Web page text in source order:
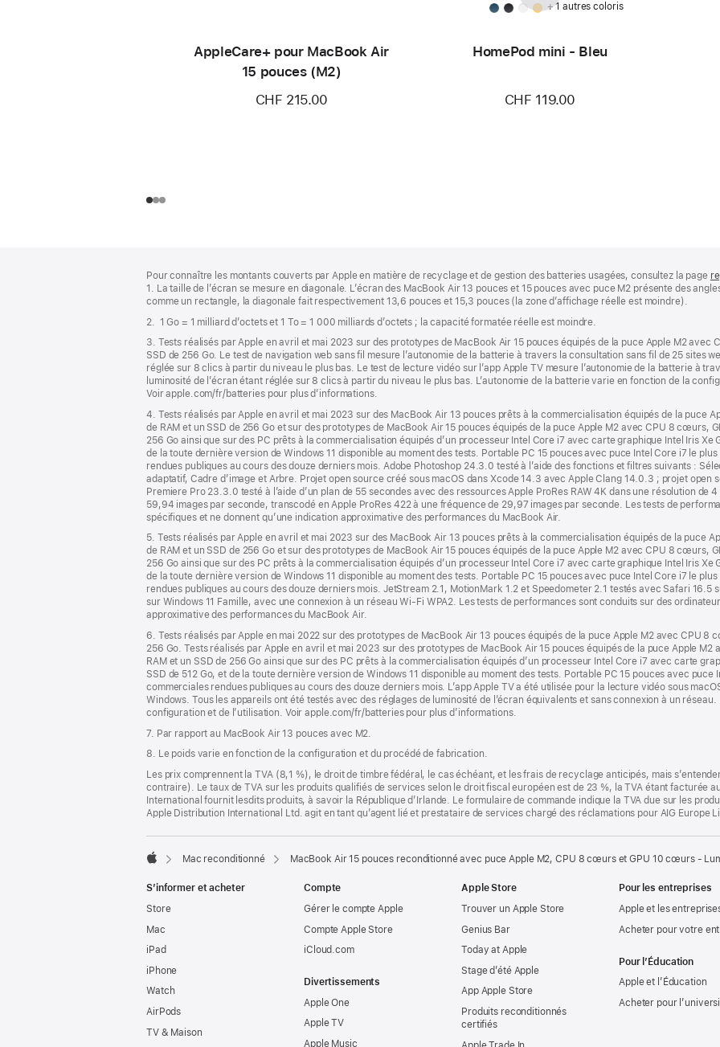
AppleCare+ pour MacBook Air
15 pouces (M2)
CHF 215.00
+ 1 autres coloris
HomePod mini - Bleu
CHF 119.00
de
page
de
bas
page
Pour connaître les montants couverts par Apple en matière de recyclage et de gestion des batteries usagées, consultez la page
1. La taille de l’écran se mesure en diagonale. L’écran des MacBook Air 13 pouces et 15 pouces avec puce M2 présente des
comme un rectangle, la diagonale fait respectivement 13,6 pouces et 15,3 pouces (la zone d’affichage réelle est moindre).
2. 1 Go = 1 milliard d’octets et 1 To = 1 000 milliards d’octets ; la capacité formatée réelle est moindre.
3. Tests réalisés par Apple en avril et mai 2023 sur des prototypes de MacBook Air 15 pouces équipés de la puce Apple M2
SSD de 256 Go. Le test de navigation web sans fil mesure l’autonomie de la batterie à travers la consultation sans fil de 25 sites
réglée sur 8 clics à partir du niveau le plus bas. Le test de lecture vidéo sur l’app Apple TV mesure l’autonomie de la batterie à
luminosité de l’écran étant réglée sur 8 clics à partir du niveau le plus bas. L’autonomie de la batterie varie en fonction de la
Voir apple.com/fr/batteries pour plus d’informations.
4. Tests réalisés par Apple en avril et mai 2023 sur des MacBook Air 13 pouces prêts à la commercialisation équipés de la puce
de RAM et un SSD de 256 Go et sur des prototypes de MacBook Air 15 pouces équipés de la puce Apple M2 avec CPU 8 cœurs,
256 Go ainsi que sur des PC prêts à la commercialisation équipés d’un processeur Intel Core i7 avec carte graphique Intel Iris Xe
de la toute dernière version de Windows 11 disponible au moment des tests. Portable PC 15 pouces avec puce Intel Core i7 le
rendues publiques au cours des douze derniers mois. Adobe Photoshop 24.3.0 testé à l’aide des fonctions et filtres suivants :
adaptatif, Cadre d’image et Arbre. Projet open source créé sous macOS dans Xcode 14.3 avec Apple Clang 14.0.3 ; projet
Premiere Pro 23.3.0 testé à l’aide d’un plan de 55 secondes avec des ressources Apple ProRes RAW 4K dans une résolution de
59,94 images par seconde, transcodé en Apple ProRes 422 à une fréquence de 29,97 images par seconde. Les tests de
spécifiques et ne donnent qu’une indication approximative des performances du MacBook Air.
5. Tests réalisés par Apple en avril et mai 2023 sur des MacBook Air 13 pouces prêts à la commercialisation équipés de la puce
de RAM et un SSD de 256 Go et sur des prototypes de MacBook Air 15 pouces équipés de la puce Apple M2 avec CPU 8 cœurs,
256 Go ainsi que sur des PC prêts à la commercialisation équipés d’un processeur Intel Core i7 avec carte graphique Intel Iris Xe
de la toute dernière version de Windows 11 disponible au moment des tests. Portable PC 15 pouces avec puce Intel Core i7 le
rendues publiques au cours des douze derniers mois. JetStream 2.1, MotionMark 1.2 et Speedometer 2.1 testés avec Safari
sur Windows 11 Famille, avec une connexion à un réseau Wi‑Fi WPA2. Les tests de performances sont conduits sur des
approximative des performances du MacBook Air.
6. Tests réalisés par Apple en mai 2022 sur des prototypes de MacBook Air 13 pouces équipés de la puce Apple M2 avec CPU
256 Go. Tests réalisés par Apple en avril et mai 2023 sur des prototypes de MacBook Air 15 pouces équipés de la puce Apple
RAM et un SSD de 256 Go ainsi que sur des PC prêts à la commercialisation équipés d’un processeur Intel Core i7 avec carte
SSD de 512 Go, et de la toute dernière version de Windows 11 disponible au moment des tests. Portable PC 15 pouces avec puce
commerciales rendues publiques au cours des douze derniers mois. L’app Apple TV a été utilisée pour la lecture vidéo sous
Windows. Tous les appareils ont été testés avec des réglages de luminosité de l’écran équivalents et sans connexion à un
configuration et de l’utilisation. Voir apple.com/fr/batteries pour plus d’informations.
7. Par rapport au MacBook Air 13 pouces avec M2.
8. Le poids varie en fonction de la configuration et du procédé de fabrication.
Les prix comprennent la TVA (8,1 %), le droit de timbre fédéral, le cas échéant, et les frais de recyclage anticipés, mais
contraire). Le taux de TVA sur les produits qualifiés de services selon le droit fiscal européen est de 23 %, la TVA étant facturée
International fournit lesdits produits, à savoir la République d’Irlande. Le formulaire de commande indique la TVA due sur les
Apple Distribution International Ltd. agit en tant qu’agent lié et prestataire de services chargé des réclamations pour AIG Europe
Mac reconditionné MacBook Air 15 pouces reconditionné avec puce Apple M2, CPU 8 cœurs et GPU 10 cœurs -
S’informer et acheter
Store
Mac
iPad
iPhone
Watch
AirPods
TV & Maison
Compte
Gérer le compte Apple
Compte Apple Store
iCloud.com
Divertissements
Apple One
Apple TV
Apple Music
Apple Store
Trouver un Apple Store
Genius Bar
Today at Apple
Stage d’été Apple
App Apple Store
Produits reconditionnés
certifiés
Pour les entreprises
Apple et les
Acheter pour votre
Pour l’Éducation
Apple et l’Éducation
Acheter pour